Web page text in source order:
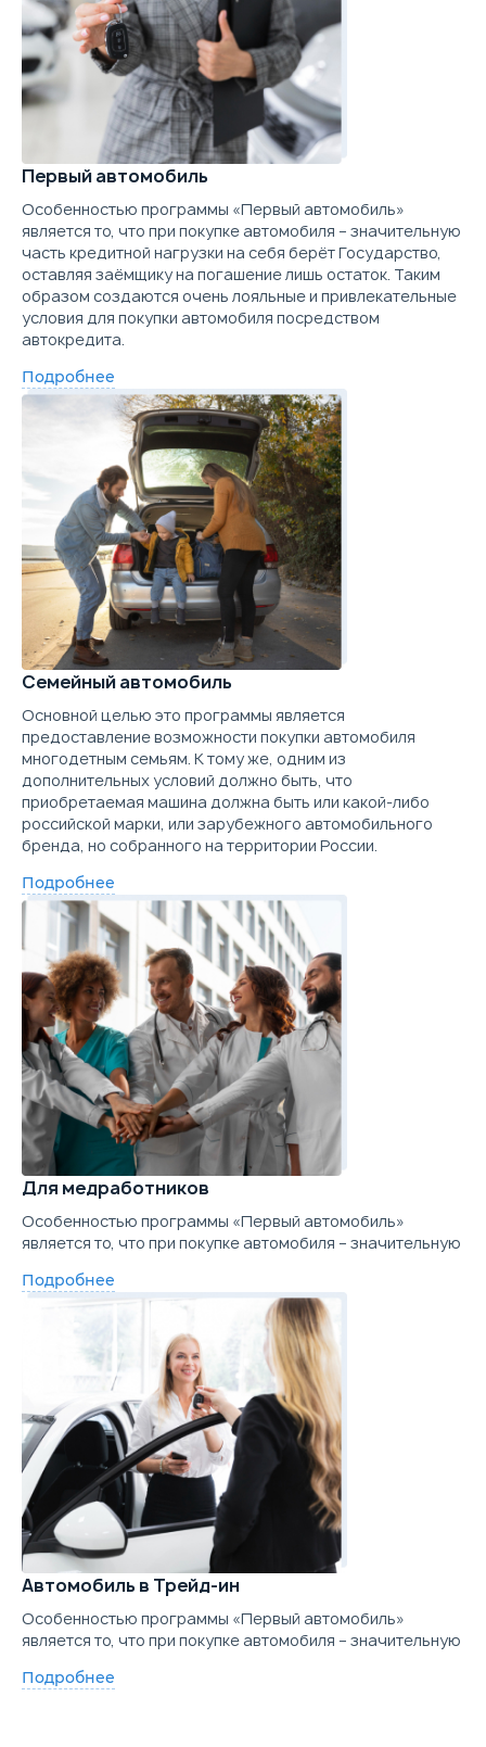
Первый автомобиль
Особенностью программы «Первый автомобиль»
является то, что при покупке автомобиля – значительную
часть кредитной нагрузки на себя берёт Государство,
оставляя заёмщику на погашение лишь остаток. Таким
образом создаются очень лояльные и привлекательные
условия для покупки автомобиля посредством
автокредита.
Подробнее
Семейный автомобиль
Основной целью это программы является
предоставление возможности покупки автомобиля
многодетным семьям. К тому же, одним из
дополнительных условий должно быть, что
приобретаемая машина должна быть или какой-либо
российской марки, или зарубежного автомобильного
бренда, но собранного на территории России.
Подробнее
Для медработников
Особенностью программы «Первый автомобиль»
является то, что при покупке автомобиля – значительную
Подробнее
Автомобиль в Трейд-ин
Особенностью программы «Первый автомобиль»
является то, что при покупке автомобиля – значительную
Подробнее